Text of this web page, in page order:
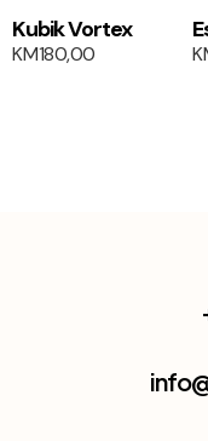
Kubik Vortex
KM180,00